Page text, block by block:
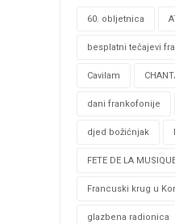
60. obljetnica
besplatni tečajevi
Cavilam
dani frankofonije
djed božićnjak
FETE DE LA
Francuski krug u
glazbena radionica